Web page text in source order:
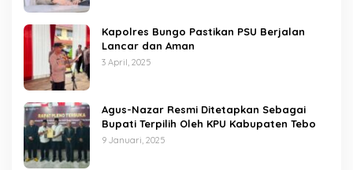
Kapolres Bungo Pastikan PSU Berjalan
Lancar dan Aman
3 April, 2025
Agus-Nazar Resmi Ditetapkan Sebagai
Bupati Terpilih Oleh KPU Kabupaten Tebo
9 Januari, 2025